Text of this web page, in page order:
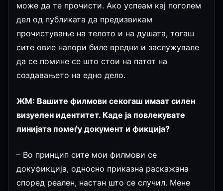
може да те прочисти. Ако успеам кај поголем
дел од публиката да предизвикам
прочистување на телото и на душата, тогаш
сите овие напори биле вредни и заслужувале
да се помине се што стои на патот на
создавањето на едно дело.
ЖМ: Вашите филмови секогаш имаат силен
визуелен идентитет. Каде ја повлекувате
линијата помеѓу документ и фикција?
– Во принцип сите мои филмови се
докуфикција, односно приказна раскажана
според реален, настан што се случил. Мене